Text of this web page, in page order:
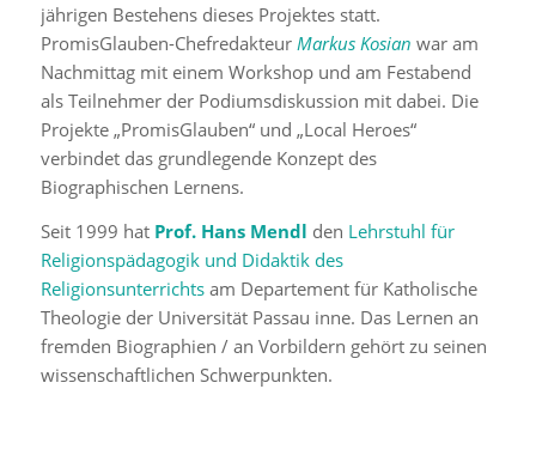
jährigen Bestehens dieses Projektes statt.
PromisGlauben-Chefredakteur Markus Kosian war am
Nachmittag mit einem Workshop und am Festabend
als Teilnehmer der Podiumsdiskussion mit dabei. Die
Projekte „PromisGlauben“ und „Local Heroes“
verbindet das grundlegende Konzept des
Biographischen Lernens.
Seit 1999 hat Prof. Hans Mendl den Lehrstuhl für
Religionspädagogik und Didaktik des
Religionsunterrichtsam Departement für Katholische
Theologie der Universität Passau inne. Das Lernen an
fremden Biographien / an Vorbildern gehört zu seinen
wissenschaftlichen Schwerpunkten.